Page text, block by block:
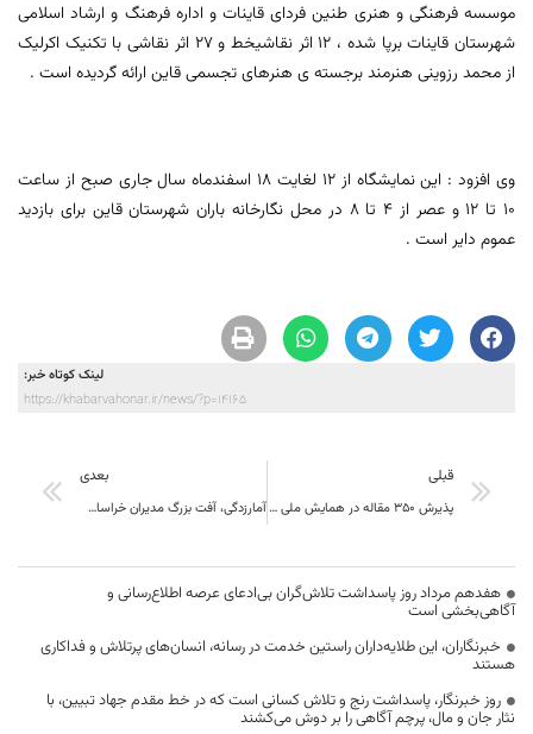
موسسه فرهنگی و هنری طنین فردای قاینات و اداره فرهنگ و ارشاد اسلامی
شهرستان قاینات برپا شده ، ١٢ اثر نقاشیخط و ٢٧ اثر نقاشی با تکنیک اکرلیک
از محمد رزوینی هنرمند برجسته ی هنرهای تجسمی قاین ارائه گردیده است .
وی افزود : این نمایشگاه از ١٢ لغایت ١٨ اسفندماه سال جاری صبح از ساعت
١٠ تا ١٢ و عصر از ٤ تا ٨ در محل نگارخانه باران شهرستان قاین برای بازدید
عموم دایر است .
لینک کوتاه خبر:
https://khabarvahonar.ir/news/?p=14165
قبلی
پذیرش 350 مقاله در همایش ملی پژوهش های زبان و ادبیات فارسی
بعدی
آمارزدگی، آفت بزرگ مدیران خراسان جنوبی
هفدهم مرداد روز پاسداشت تلاش‌گران بی‌ادعای عرصه اطلاع‌رسانی و
آگاهی‌بخشی است
خبرنگاران، این طلایه‌داران راستین خدمت در رسانه، انسان‌های پرتلاش و فداکاری
هستند
روز خبرنگار، پاسداشت رنج و تلاش کسانی است که در خط مقدم جهاد تبیین، با
نثار جان و مال، پرچم آگاهی را بر دوش می‌کشند